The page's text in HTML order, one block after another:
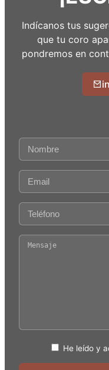
Indícanos tus
que tu coro
pondremos en
He leído y